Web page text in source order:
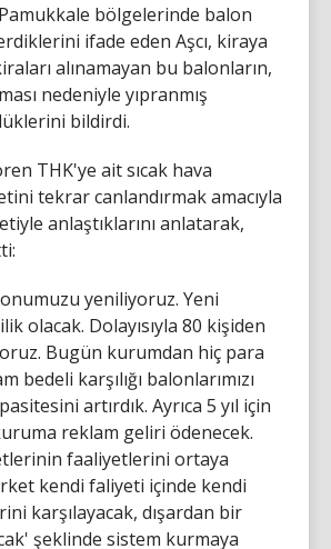
bölgelerinde balon
ifade eden Aşcı, kiraya
alınamayan bu balonların,
nedeniyle yıpranmış
bildirdi.
THK'ye ait sıcak hava
tekrar canlandırmak amacıyla
anlaştıklarını anlatarak,
yeniliyoruz. Yeni
olacak. Dolayısıyla 80 kişiden
Bugün kurumdan hiç para
bedeli karşılığı balonlarımızı
artırdık. Ayrıca 5 yıl için
reklam geliri ödenecek.
faaliyetlerini ortaya
kendi faliyeti içinde kendi
karşılayacak, dışardan bir
şeklinde sistem kurmaya